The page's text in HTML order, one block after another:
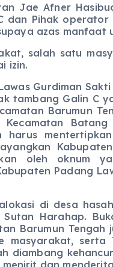
Jae Afner
dan Pihak
azas manfaat
salah satu
izin.
Gurdiman
tambang Galin C
Barumun
Kecamatan
harus
oleh oknum
Padang
di desa
Harahap.
Barumun
serta
diambang
dan